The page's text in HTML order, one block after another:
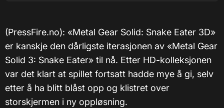
(PressFire.no): «Metal Gear Solid: Snake Eater 3D»
er kanskje den dårligste iterasjonen av «Metal Gear
Solid 3: Snake Eater» til nå. Etter HD-kolleksjonen
var det klart at spillet fortsatt hadde mye å gi, selv
etter å ha blitt blåst opp og klistret over
storskjermen i ny oppløsning.